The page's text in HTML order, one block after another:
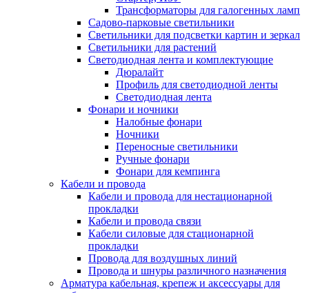
Трансформаторы для галогенных ламп
Садово-парковые светильники
Светильники для подсветки картин и зеркал
Светильники для растений
Светодиодная лента и комплектующие
Дюралайт
Профиль для светодиодной ленты
Светодиодная лента
Фонари и ночники
Налобные фонари
Ночники
Переносные светильники
Ручные фонари
Фонари для кемпинга
Кабели и провода
Кабели и провода для нестационарной
прокладки
Кабели и провода связи
Кабели силовые для стационарной
прокладки
Провода для воздушных линий
Провода и шнуры различного назначения
Арматура кабельная, крепеж и аксессуары для